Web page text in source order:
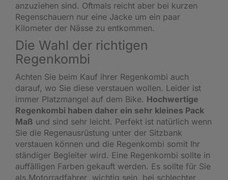
anzuziehen sind. Oftmals reicht aber bei kurzen
Regenschauern nur eine Jacke um ein paar
Kilometer der Nässe zu entkommen.
Die Wahl der richtigen
Regenkombi
Achten Sie beim Kauf ihrer Regenkombi auch
darauf, wo Sie diese verstauen wollen. Leider ist
immer Platzmangel auf dem Bike. Hochwertige
Regenkombi haben daher ein sehr kleines Pack
Maß und sind sehr leicht. Perfekt ist natürlich wenn
Sie die Regenausrüstung unter der Sitzbank
verstauen können und die Regenkombi somit Ihr
ständiger Begleiter wird. Eine Regenkombi sollte in
auffälligen Farben gekauft werden. Es sollte für Sie
als Motorradfahrer wichtig sein, bei schlechter